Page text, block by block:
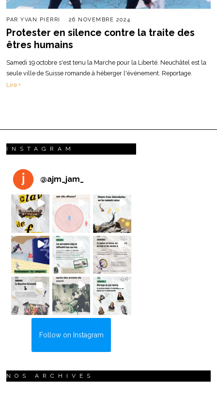
PARYVAN PIERRI 26 NOVEMBRE 2024
Protester en silence contre la traite des
êtres humains
Samedi 19 octobre s'est tenu la Marche pour la Liberté. Neuchâtel est la
seule ville de Suisse romande à héberger l'événement. Reportage.
Lire +
INSTAGRAM
@ajm_jam_
Follow on Instagram
NOS ARCHIVES